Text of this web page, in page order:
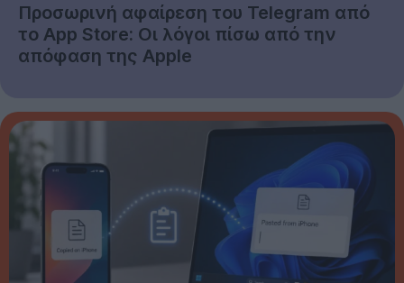
Προσωρινή αφαίρεση του Telegram από
το App Store: Οι λόγοι πίσω από την
απόφαση της Apple